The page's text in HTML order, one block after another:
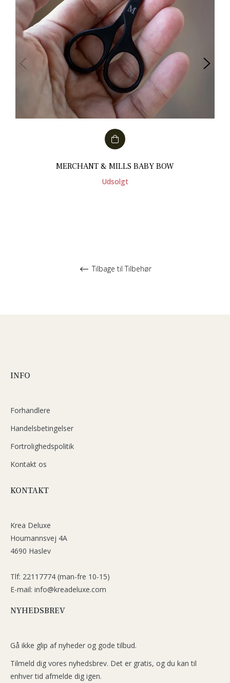
MERCHANT & MILLS BABY BOW
Udsolgt
Tilbage til Tilbehør
INFO
Forhandlere
Handelsbetingelser
Fortrolighedspolitik
Kontakt os
KONTAKT
Krea Deluxe
Houmannsvej 4A
4690 Haslev
Tlf: 22117774 (man-fre 10-15)
E-mail: info@kreadeluxe.com
NYHEDSBREV
Gå ikke glip af nyheder og gode tilbud.
Tilmeld dig vores nyhedsbrev. Det er gratis, og du kan til
enhver tid afmelde dig igen.